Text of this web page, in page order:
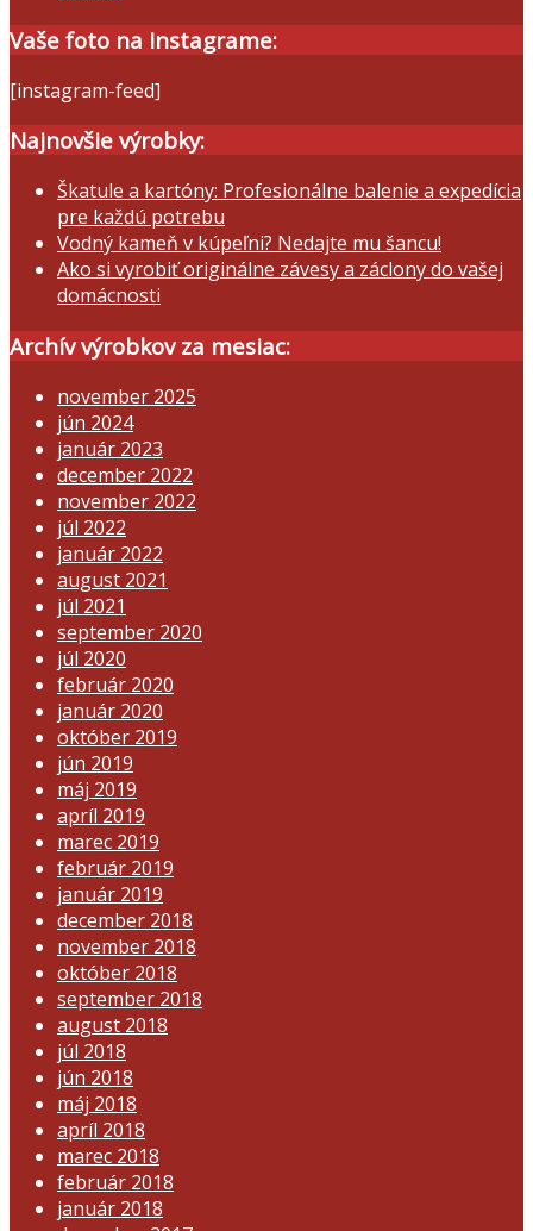
Vaše foto na Instagrame:
[instagram-feed]
Najnovšie výrobky:
Škatule a kartóny: Profesionálne balenie a expedícia
pre každú potrebu
Vodný kameň v kúpeľni? Nedajte mu šancu!
Ako si vyrobiť originálne závesy a záclony do vašej
domácnosti
Archív výrobkov za mesiac:
november 2025
jún 2024
január 2023
december 2022
november 2022
júl 2022
január 2022
august 2021
júl 2021
september 2020
júl 2020
február 2020
január 2020
október 2019
jún 2019
máj 2019
apríl 2019
marec 2019
február 2019
január 2019
december 2018
november 2018
október 2018
september 2018
august 2018
júl 2018
jún 2018
máj 2018
apríl 2018
marec 2018
február 2018
január 2018